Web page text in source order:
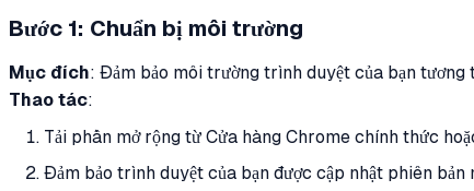
Bước 1: Chuẩn bị môi trường
Mục đích: Đảm bảo môi trường trình duyệt của bạn
Thao tác:
Tải phần mở rộng từ Cửa hàng Chrome chính thức
Đảm bảo trình duyệt của bạn được cập nhật phiên